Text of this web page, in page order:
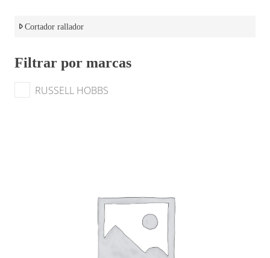
Cortador rallador
Filtrar por marcas
RUSSELL HOBBS